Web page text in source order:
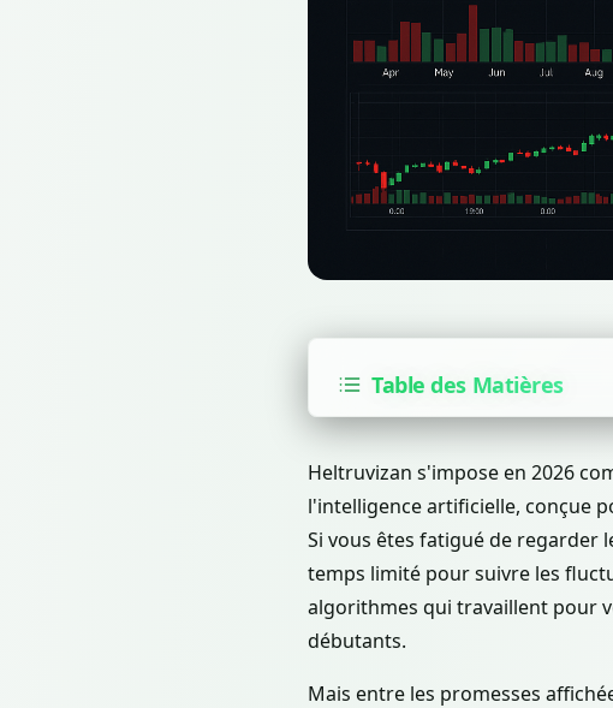
Table des Matières
Heltruvizan s'impose en 2026
l'intelligence artificielle, conçue
Si vous êtes fatigué de regarder
temps limité pour suivre les
algorithmes qui travaillent pour
débutants.
Mais entre les promesses